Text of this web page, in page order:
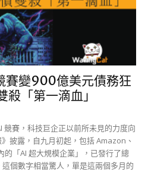
賽變900億美元債務狂
「第一滴血」
競賽，科技巨企正以前所未見的力度向
披露，自九月初起，包括 Amazon、
「AI 超大規模企業」，已發行了總
個數字相當驚人，單是這兩個多月的